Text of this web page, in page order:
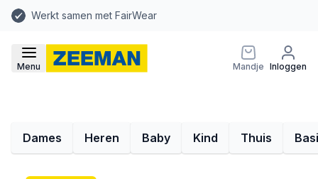
Werkt samen met FairWear
Menu Mandje Inloggen
Dames Heren Baby Kind Thuis